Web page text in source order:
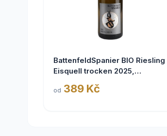
BattenfeldSpanier BIO Riesling
Eisquell trocken 2025,
Rheinhessen VDP
od 389 Kč